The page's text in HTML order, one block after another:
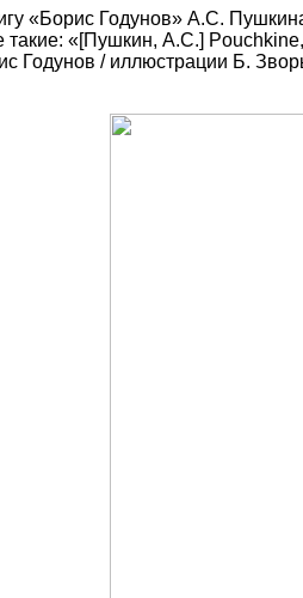
«Борис Годунов» А.С.
такие: «[Пушкин, А.С.]
Годунов / иллюстрации Б.